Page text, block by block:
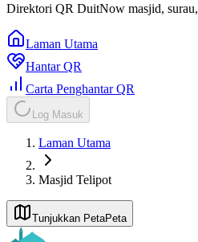
Direktori QR DuitNow masjid,
Laman Utama
Hantar QR
Carta Penghantar QR
Log Masuk
Laman Utama
Masjid Telipot
Tunjukkan PetaPeta